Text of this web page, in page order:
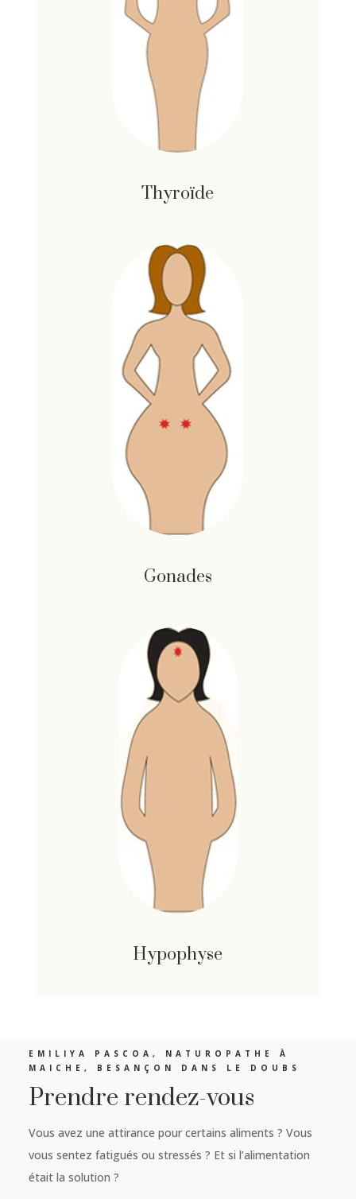
Thyroïde
Gonades
Hypophyse
EMILIYA PASCOA, NATUROPATHE À
MAICHE, BESANÇON DANS LE DOUBS
Prendre rendez-vous
Vous avez une attirance pour certains aliments ? Vous
vous sentez fatigués ou stressés ? Et si l’alimentation
était la solution ?